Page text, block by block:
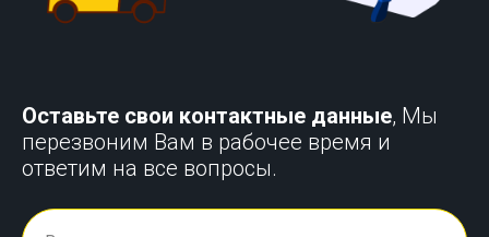
Оставьте свои контактные данные, Мы
перезвоним Вам в рабочее время и
ответим на все вопросы.